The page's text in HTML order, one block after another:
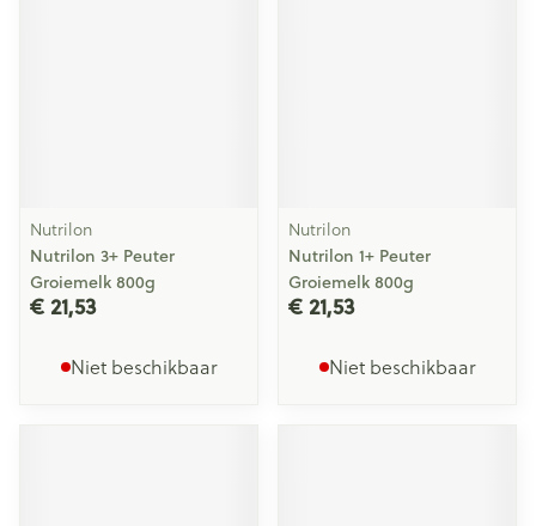
Nutrilon
Nutrilon 3+ Peuter
Groiemelk 800g
€ 21,53
Niet beschikbaar
Nutrilon
Nutrilon 1+ Peuter
Groiemelk 800g
€ 21,53
Niet beschikbaar